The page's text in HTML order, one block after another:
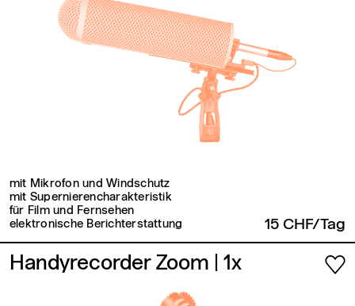
mit Mikrofon und Windschutz
mit Supernierencharakteristik
für Film und Fernsehen
elektronische Berichterstattung
15 CHF/Tag
Handyrecorder Zoom | 1x